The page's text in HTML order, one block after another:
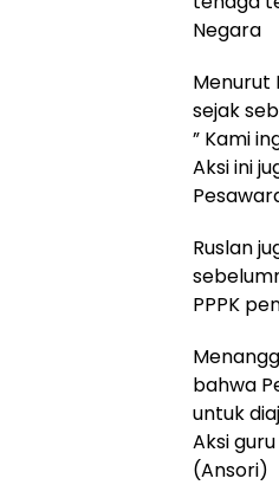
Negara
Menurut
sejak
” Kami
Aksi ini
Ruslan
PPPK
bahwa
untuk
Aksi
(Ansori)